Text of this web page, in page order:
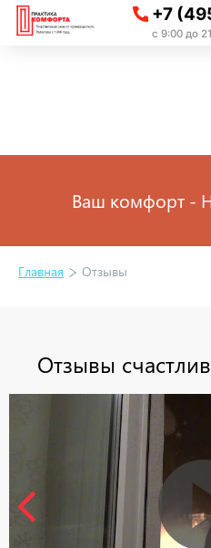
+7
с 9:00 до
Ваш комфорт -
Главная Отзывы
Отзывы